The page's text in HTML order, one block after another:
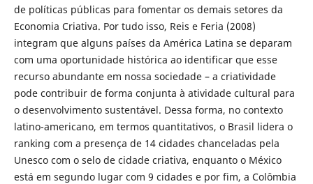
de políticas públicas para fomentar os demais setores da
Economia Criativa. Por tudo isso, Reis e Feria (2008)
integram que alguns países da América Latina se deparam
com uma oportunidade histórica ao identificar que esse
recurso abundante em nossa sociedade – a criatividade
pode contribuir de forma conjunta à atividade cultural para
o desenvolvimento sustentável. Dessa forma, no contexto
latino-americano, em termos quantitativos, o Brasil lidera o
ranking com a presença de 14 cidades chanceladas pela
Unesco com o selo de cidade criativa, enquanto o México
está em segundo lugar com 9 cidades e por fim, a Colômbia